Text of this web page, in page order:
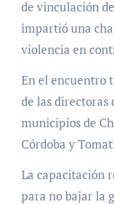
de vinculación
impartió una
violencia en
En el encuentro
de las
municipios de
Córdoba y
La capacitación
para no bajar la